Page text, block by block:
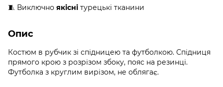
🧵 Виключно якісні турецькі тканини
Опис
Костюм в рубчик зі спідницею та футболкою. Спідниця
прямого крою з розрізом збоку, пояс на резинці.
Футболка з круглим вирізом, не облягає.